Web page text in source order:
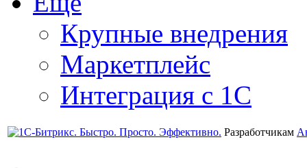
Крупные внедрения
Маркетплейс
Интеграция с 1С
Разработчикам